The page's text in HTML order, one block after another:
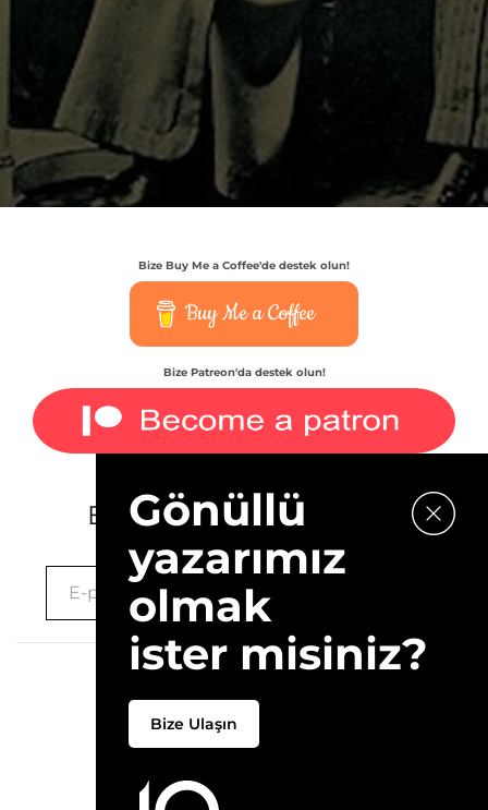
Bize Buy Me a Coffee'de destek olun!
Buy Me a Coffee
Bize Patreon'da destek olun!
E-bültenimize kaydolun.
Hakkımızda
Gönüllü
yazarımız
olmak
ister misiniz?
Bize Ulaşın